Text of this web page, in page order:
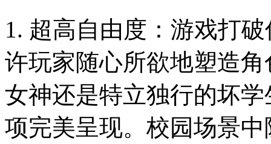
1. 超高自由度：游戏打
许玩家随心所欲地塑造
女神还是特立独行的坏
项完美呈现。校园场景